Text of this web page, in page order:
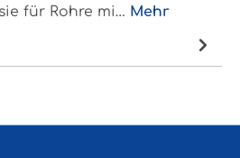
für Rohre mi… Mehr